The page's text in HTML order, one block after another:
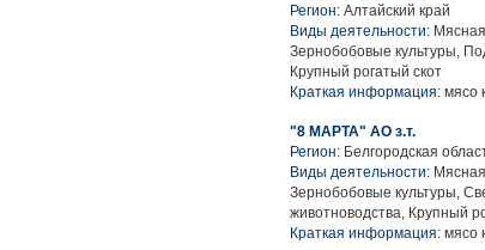
Регион: Алтайский край
Виды деятельности:
Зернобобовые культуры,
Крупный рогатый скот
Краткая информация: мясо
"8 МАРТА" АО з.т.
Регион: Белгородская
Виды деятельности:
Зернобобовые культуры,
животноводства, Крупный
Краткая информация: мясо